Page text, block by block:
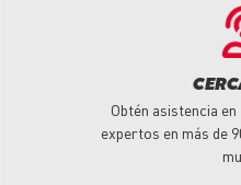
Obtén asistencia
expertos en más de